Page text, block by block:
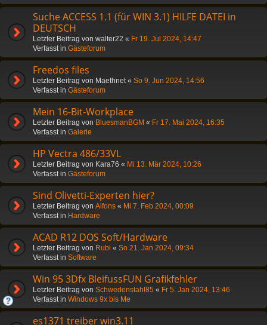
Suche ACCESS 1.1 (für WIN 3.1) HILFE DATEI in
DEUTSCH
Letzter Beitrag von walter22 « Fr 19. Jul 2024, 14:47
Verfasst in Gästeforum
Freedos files
Letzter Beitrag von Maethnet« So 9. Jun 2024, 14:56
Verfasst in Gästeforum
Mein 16-Bit-Workplace
Letzter Beitrag von BluesmanBGM « Fr 17. Mai 2024, 16:35
Verfasst in Galerie
HP Vectra 486/33VL
Letzter Beitrag von Kara76 « Mi 13. Mär 2024, 10:26
Verfasst in Gästeforum
Sind Olivetti-Experten hier?
Letzter Beitrag von Alfons « Mi 7. Feb 2024, 00:09
Verfasst in Hardware
ACAD R12 DOS Soft/Hardware
Letzter Beitrag von Rubi « So 21. Jan 2024, 09:34
Verfasst in Software
Win 95 3Dfx BleifussFUN Grafikfehler
Letzter Beitrag von Schwedenstahl85 « Fr 5. Jan 2024, 13:46
Verfasst in Windows 9x bis Me
es1371 treiber win3.11